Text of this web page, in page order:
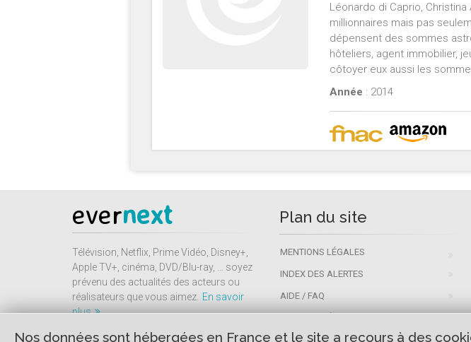
Léonardo di Caprio,
millionnaires mais pas
dépensent des sommes
hôteliers, agent immobilier,
côtoyer eux aussi les
Année : 2014
evernext
Télévision, Netflix, Prime Vidéo, Disney+,
Apple TV+, cinéma, DVD/Blu-ray, … soyez
prévenu des actualités des acteurs ou
réalisateurs que vous aimez. En savoir
plus
Plan du site
MENTIONS LÉGALES
INDEX DES ALERTES
AIDE / FAQ
CONTACT
Nos données sont hébergées en France et le site a recours à des